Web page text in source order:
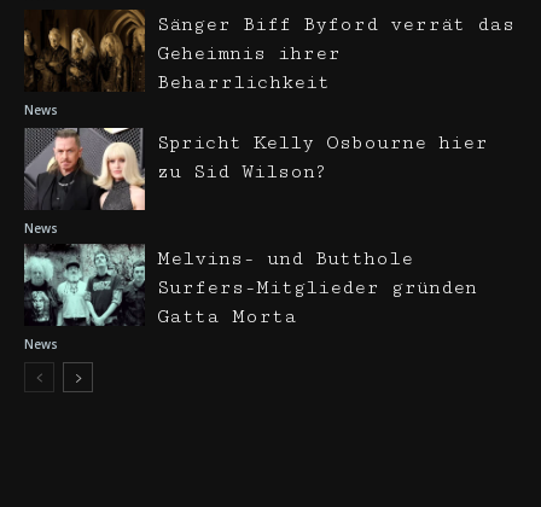
News
Sänger Biff Byford verrät das
Geheimnis ihrer
Beharrlichkeit
News
Spricht Kelly Osbourne hier
zu Sid Wilson?
News
Melvins- und Butthole
Surfers-Mitglieder gründen
Gatta Morta